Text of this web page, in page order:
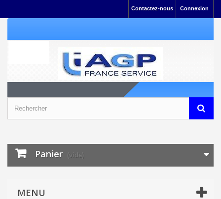
Connexion
Contactez-nous
Panier (vide)
MENU